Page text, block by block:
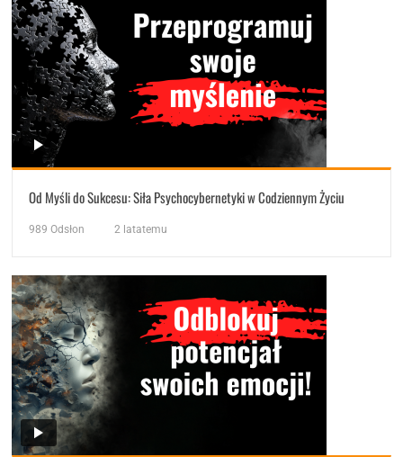
Od Myśli do Sukcesu: Siła Psychocybernetyki w Codziennym Życiu
989 Odsłon 2 latatemu